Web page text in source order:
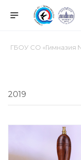
ГБОУ СО «Гимназия